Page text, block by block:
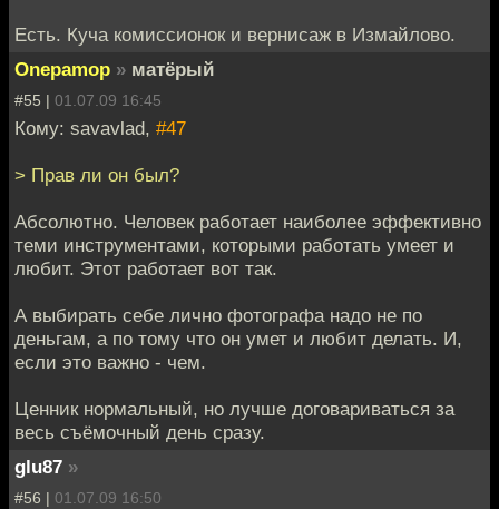
Есть. Куча комиссионок и вернисаж в Измайлово.
Onepamop » матёрый
#55 | 01.07.09 16:45
Кому: savavlad, #47
> Прав ли он был?
Абсолютно. Человек работает наиболее эффективно
теми инструментами, которыми работать умеет и
любит. Этот работает вот так.
А выбирать себе лично фотографа надо не по
деньгам, а по тому что он умет и любит делать. И,
если это важно - чем.
Ценник нормальный, но лучше договариваться за
весь съёмочный день сразу.
glu87 »
#56 | 01.07.09 16:50